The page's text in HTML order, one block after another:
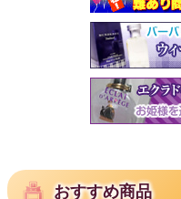
おすすめ商品